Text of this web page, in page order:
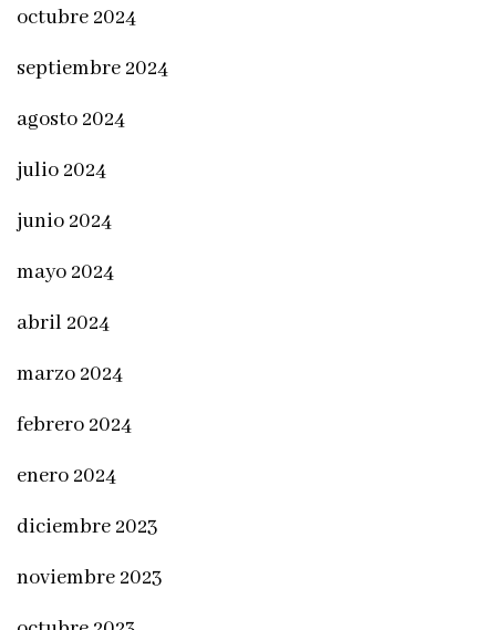
octubre 2024
septiembre 2024
agosto 2024
julio 2024
junio 2024
mayo 2024
abril 2024
marzo 2024
febrero 2024
enero 2024
diciembre 2023
noviembre 2023